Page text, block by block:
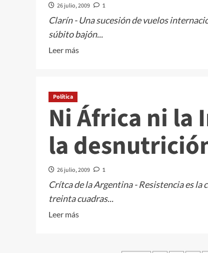
26 julio, 2009 1
Clarín - Una sucesión de vuelos
súbito bajón...
Leer más
pierde
US$
2
millones
día
Política
Ni África ni la
la
26 julio, 2009 1
Crítca de la Argentina - Resistencia es
treinta cuadras...
Leer más